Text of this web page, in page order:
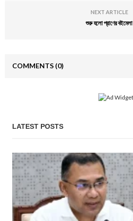
NEXT ARTICLE
শুরু হলো প্রাণের বইমেলা
COMMENTS (0)
LATEST POSTS